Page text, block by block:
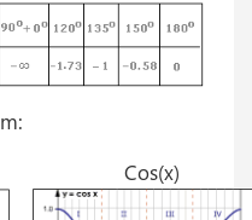
Cos(x)